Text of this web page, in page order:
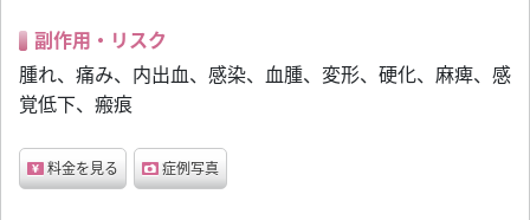
副作用・リスク
腫れ、痛み、内出血、感染、血腫、変形、硬化、麻痺、感
覚低下、瘢痕
料金を見る 症例写真